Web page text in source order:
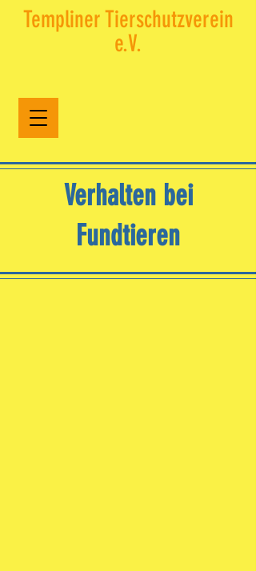
Templiner Tierschutzverein
e.V.​
Verhalten bei
Fundtieren